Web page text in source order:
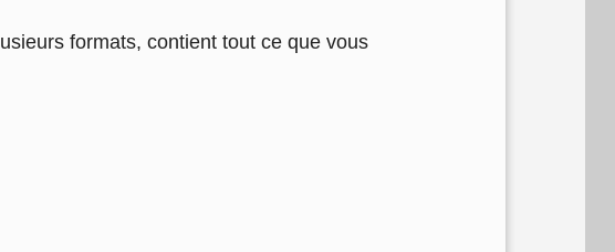
formats, contient tout ce que vous